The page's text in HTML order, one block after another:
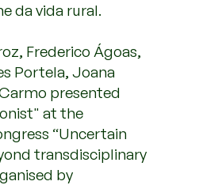
da vida rural.
Frederico Ágoas,
Portela, Joana
presented
at the
“Uncertain
transdisciplinary
by